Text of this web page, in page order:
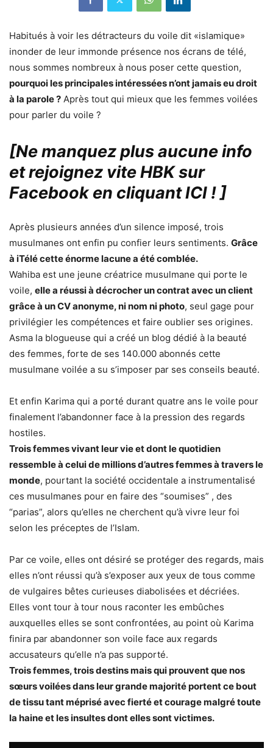
Habitués à voir les détracteurs du voile dit «islamique»
inonder de leur immonde présence nos écrans de télé,
nous sommes nombreux à nous poser cette question,
pourquoi les principales intéressées n’ont jamais eu droit
à la parole ? Après tout qui mieux que les femmes voilées
pour parler du voile ?
[Ne manquez plus aucune info
et rejoignez vite HBK sur
Facebook en cliquant ICI !]
Après plusieurs années d’un silence imposé, trois
musulmanes ont enfin pu confier leurs sentiments. Grâce
à iTélé cette énorme lacune a été comblée.
Wahiba est une jeune créatrice musulmane qui porte le
voile, elle a réussi à décrocher un contrat avec un client
grâce à un CV anonyme, ni nom ni photo, seul gage pour
privilégier les compétences et faire oublier ses origines.
Asma la blogueuse qui a créé un blog dédié à la beauté
des femmes, forte de ses 140.000 abonnés cette
musulmane voilée a su s’imposer par ses conseils beauté.
Et enfin Karima qui a porté durant quatre ans le voile pour
finalement l’abandonner face à la pression des regards
hostiles.
Trois femmes vivant leur vie et dont le quotidien
ressemble à celui de millions d’autres femmes à travers le
monde, pourtant la société occidentale a instrumentalisé
ces musulmanes pour en faire des “soumises” , des
“parias”, alors qu’elles ne cherchent qu’à vivre leur foi
selon les préceptes de l’Islam.
Par ce voile, elles ont désiré se protéger des regards, mais
elles n’ont réussi qu’à s’exposer aux yeux de tous comme
de vulgaires bêtes curieuses diabolisées et décriées.
Elles vont tour à tour nous raconter les embûches
auxquelles elles se sont confrontées, au point où Karima
finira par abandonner son voile face aux regards
accusateurs qu’elle n’a pas supporté.
Trois femmes, trois destins mais qui prouvent que nos
sœurs voilées dans leur grande majorité portent ce bout
de tissu tant méprisé avec fierté et courage malgré toute
la haine et les insultes dont elles sont victimes.